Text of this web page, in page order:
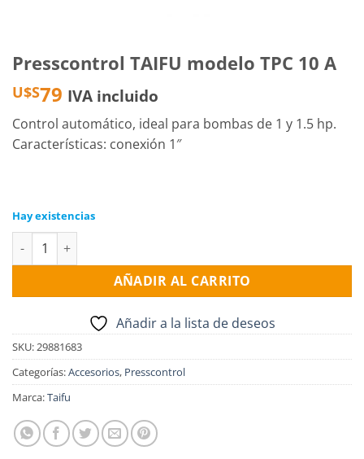
Presscontrol TAIFU modelo TPC 10 A
U$S79 IVA incluido
Control automático, ideal para bombas de 1 y 1.5 hp.
Características: conexión 1″
Hay existencias
Presscontrol TAIFU modelo TPC 10 A cantidad
AÑADIR AL CARRITO
Añadir a la lista de deseos
SKU:29881683
Categorías:Accesorios, Presscontrol
Marca:Taifu